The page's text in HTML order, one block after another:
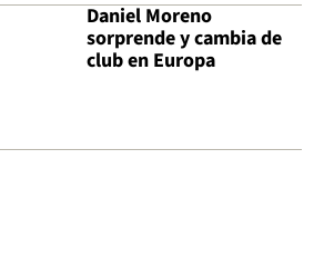
Daniel Moreno
sorprende y cambia de
club en Europa